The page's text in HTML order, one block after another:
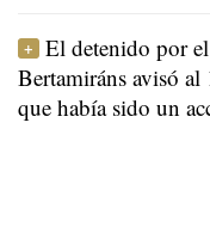
El detenido por
Bertamiráns avisó
que había sido un